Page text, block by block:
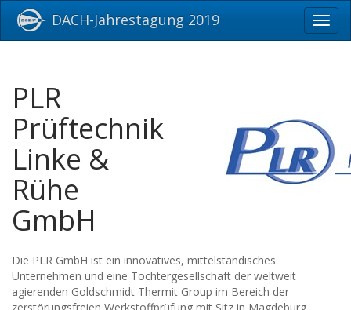
DACH-Jahrestagung 2019
PLR
Prüftechnik
Linke &
Rühe
GmbH
Die PLR GmbH ist ein innovatives, mittelständisches
Unternehmen und eine Tochtergesellschaft der weltweit
agierenden Goldschmidt Thermit Group im Bereich der